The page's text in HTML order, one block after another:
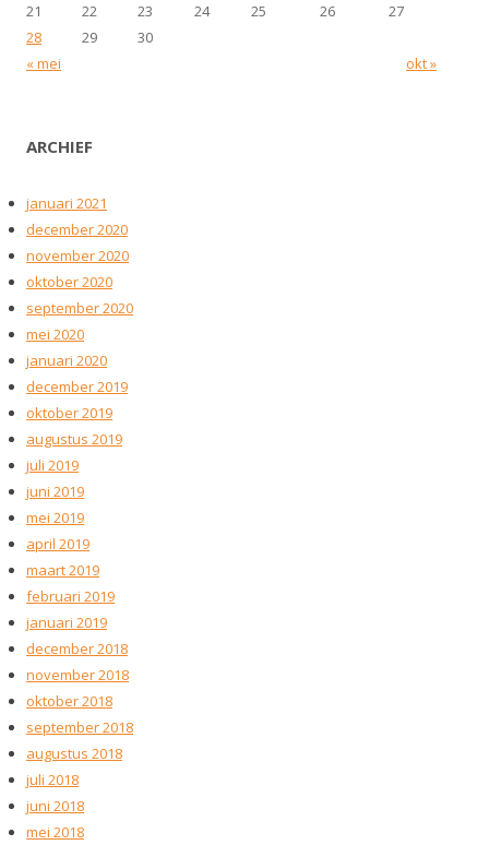
« mei okt »
21
22 23 24 25 26
27
28
29 30
ARCHIEF
januari 2021
december 2020
november 2020
oktober 2020
september 2020
mei 2020
januari 2020
december 2019
oktober 2019
augustus 2019
juli 2019
juni 2019
mei 2019
april 2019
maart 2019
februari 2019
januari 2019
december 2018
november 2018
oktober 2018
september 2018
augustus 2018
juli 2018
juni 2018
mei 2018